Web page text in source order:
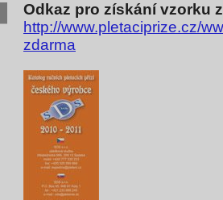
Odkaz pro získání vzorku
http://www.pletaciprize.cz/
zdarma